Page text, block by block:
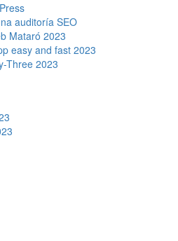
auditoría SEO
Mataró 2023
easy and fast 2023
Three 2023